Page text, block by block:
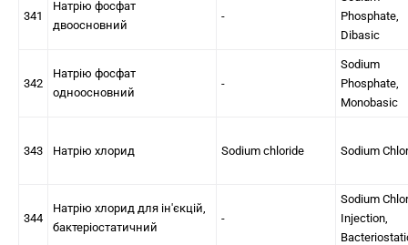
341
Натрію фосфат
двоосновний
-
Phosphate,
Dibasic
342
Натрію фосфат
одноосновний
-
Sodium
Phosphate,
Monobasic
343 Натрію хлорид Sodium chloride Sodium
344
Натрію хлорид для ін'єкцій,
бактеріостатичний
-
Sodium
Injection,